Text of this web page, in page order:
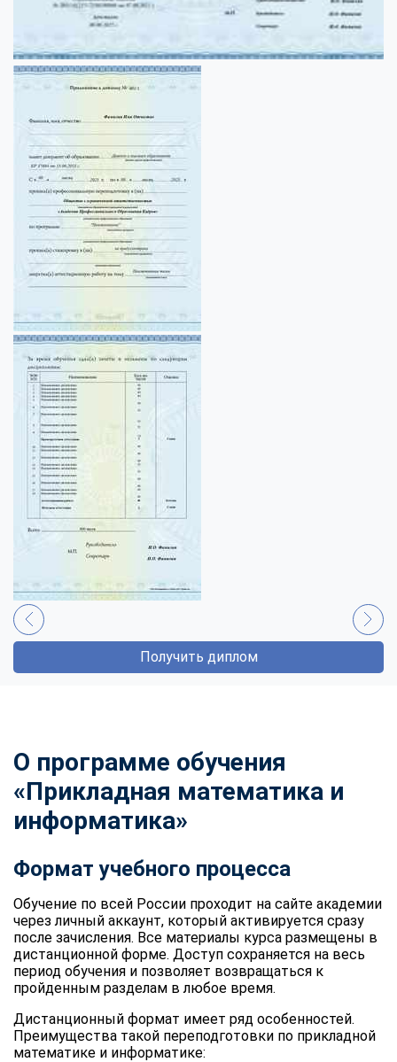
Получить диплом
О программе обучения
«Прикладная математика и
информатика»
Формат учебного процесса
Обучение по всей России проходит на сайте академии
через личный аккаунт, который активируется сразу
после зачисления. Все материалы курса размещены в
дистанционной форме. Доступ сохраняется на весь
период обучения и позволяет возвращаться к
пройденным разделам в любое время.
Дистанционный формат имеет ряд особенностей.
Преимущества такой переподготовки по прикладной
математике и информатике: